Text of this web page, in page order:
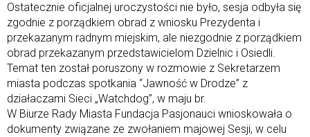
Ostatecznie oficjalnej uroczystości nie było, sesja odbyła się
zgodnie z porządkiem obrad z wniosku Prezydenta i
przekazanym radnym miejskim, ale niezgodnie z porządkiem
obrad przekazanym przedstawicielom Dzielnic i Osiedli.
Temat ten został poruszony w rozmowie z Sekretarzem
miasta podczas spotkania “Jawność w Drodze” z
działaczami Sieci „Watchdog”, w maju br.
W Biurze Rady Miasta Fundacja Pasjonauci wnioskowała o
dokumenty związane ze zwołaniem majowej Sesji, w celu